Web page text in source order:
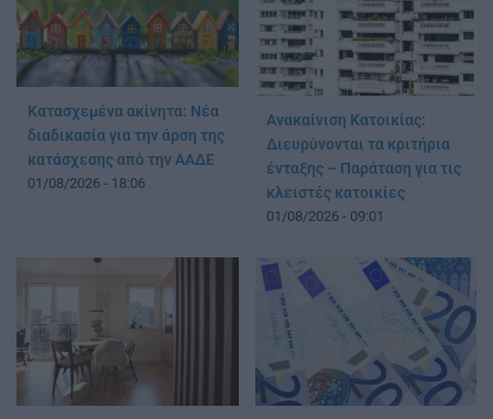
Κατασχεμένα ακίνητα: Νέα
διαδικασία για την άρση της
κατάσχεσης από την ΑΑΔΕ
01/08/2026 - 18:06
Ανακαίνιση Κατοικίας:
Διευρύνονται τα κριτήρια
ένταξης – Παράταση για τις
κλειστές κατοικίες
01/08/2026 - 09:01